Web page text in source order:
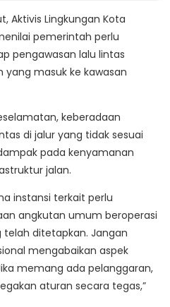
Aktivis Lingkungan Kota
pemerintah perlu
pengawasan lalu lintas
masuk ke kawasan
keberadaan
di jalur yang tidak sesuai
pada kenyamanan
jalan.
instansi terkait perlu
angkutan umum beroperasi
telah ditetapkan. Jangan
mengabaikan aspek
memang ada pelanggaran,
aturan secara tegas,”